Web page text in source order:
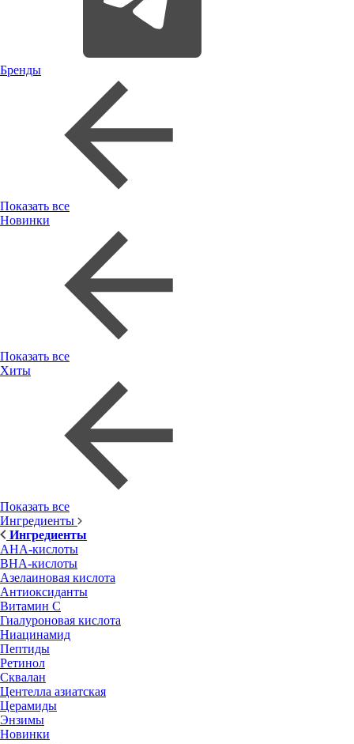
Бренды
Показать все
Новинки
Показать все
Хиты
Показать все
Ингредиенты
Ингредиенты
AHA-кислоты
BHA-кислоты
Азелаиновая кислота
Антиоксиданты
Витамин С
Гиалуроновая кислота
Ниацинамид
Пептиды
Ретинол
Сквалан
Центелла азиатская
Церамиды
Энзимы
Новинки